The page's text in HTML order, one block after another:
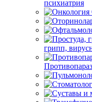
психиатрия
грипп,